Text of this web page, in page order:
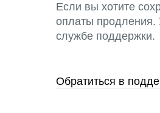
Если вы хотите
оплаты продления.
службе поддержки.
Обратиться в